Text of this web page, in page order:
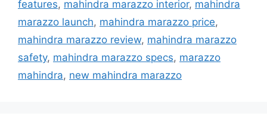
features, mahindra marazzo interior, mahindra
marazzo launch, mahindra marazzo price,
mahindra marazzo review, mahindra marazzo
safety, mahindra marazzo specs, marazzo
mahindra, new mahindra marazzo